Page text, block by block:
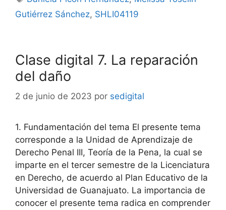
Gutiérrez Sánchez, SHLI04119
Clase digital 7. La reparación
del daño
2 de junio de 2023 por sedigital
1. Fundamentación del tema El presente tema
corresponde a la Unidad de Aprendizaje de
Derecho Penal III, Teoría de la Pena, la cual se
imparte en el tercer semestre de la Licenciatura
en Derecho, de acuerdo al Plan Educativo de la
Universidad de Guanajuato. La importancia de
conocer el presente tema radica en comprender